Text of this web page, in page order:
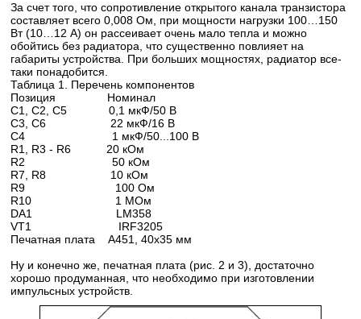
За счет того, что сопротивление открытого канала транзистора
составляет всего 0,008 Ом, при мощности нагрузки 100…150
Вт (10…12 А) он рассеивает очень мало тепла и можно
обойтись без радиатора, что существенно повлияет на
габариты устройства. При больших мощностях, радиатор все-
таки понадобится.
Таблица 1. Перечень компонентов
Позиция Номинал
C1, C2, C5 0,1 мкФ/50 В
C3, C6 22 мкФ/16 В
C4 1 мкФ/50...100 В
R1, R3 - R6 20 кОм
R2 50 кОм
R7, R8 10 кОм
R9 100 Ом
R10 1 МОм
DA1 LM358
VT1 IRF3205
Печатная плата A451, 40x35 мм
Ну и конечно же, печатная плата (рис. 2 и 3), достаточно
хорошо продуманная, что необходимо при изготовлении
импульсных устройств.